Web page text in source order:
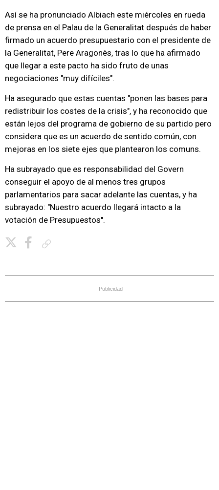
Así se ha pronunciado Albiach este miércoles en rueda
de prensa en el Palau de la Generalitat después de haber
firmado un acuerdo presupuestario con el presidente de
la Generalitat, Pere Aragonès, tras lo que ha afirmado
que llegar a este pacto ha sido fruto de unas
negociaciones "muy difíciles".
Ha asegurado que estas cuentas "ponen las bases para
redistribuir los costes de la crisis", y ha reconocido que
están lejos del programa de gobierno de su partido pero
considera que es un acuerdo de sentido común, con
mejoras en los siete ejes que plantearon los comuns.
Ha subrayado que es responsabilidad del Govern
conseguir el apoyo de al menos tres grupos
parlamentarios para sacar adelante las cuentas, y ha
subrayado: "Nuestro acuerdo llegará intacto a la
votación de Presupuestos".
Publicidad